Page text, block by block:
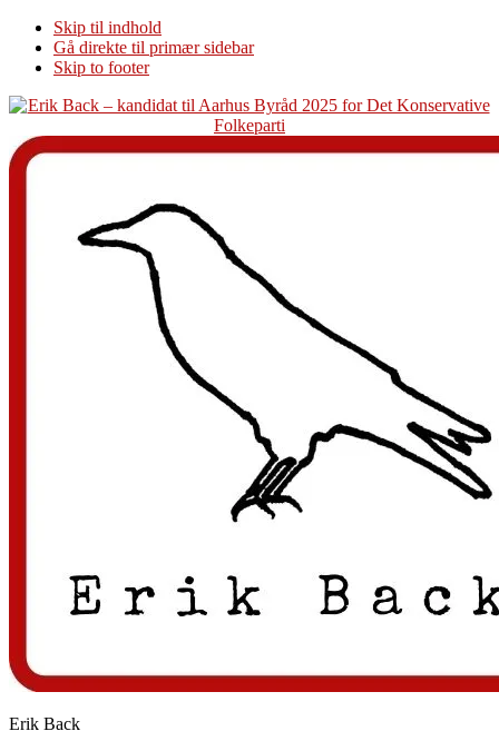
Skip til indhold
Gå direkte til primær sidebar
Skip to footer
Additional
menu
Erik Back